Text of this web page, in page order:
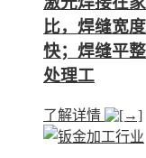
比，焊缝宽
快；焊缝平
处理工
了解详情